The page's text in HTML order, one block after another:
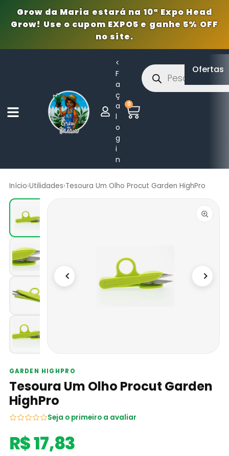
Grow da Maria estará na 10ª Expo Head
Grow! Use o cupom EXPO5 e ganhe 5% OFF
no site.
<
F
a
ç
a
l
o
g
i
n
0
Ofertas
Início›Utilidades›Tesoura Um Olho Procut Garden HighPro
GARDEN HIGHPRO
Tesoura Um Olho Procut Garden
HighPro
Seja o primeiro a avaliar
R$ 17,83